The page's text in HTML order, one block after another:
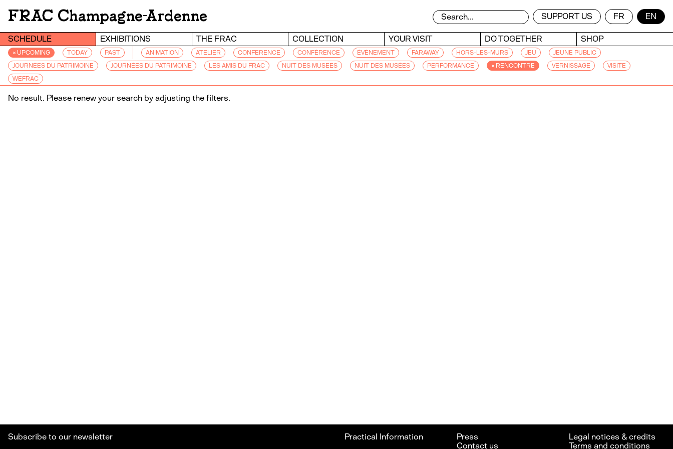
FRAC Champagne-Ardenne SUPPORT US FR EN
SCHEDULE EXHIBITIONS THE FRAC COLLECTION YOUR VISIT DO TOGETHER SHOP
× UPCOMING TODAY PAST ANIMATION ATELIER CONFERENCE CONFÉRENCE ÉVÉNEMENT FARAWAY HORS-LES-MURS JEU
JEUNE PUBLIC
JOURNEES DU PATRIMOINE
JOURNÉES DU PATRIMOINE LES AMIS DU FRAC NUIT DES MUSEES NUIT DES MUSÉES PERFORMANCE × RENCONTRE VERNISSAGE
VISITE
WEFRAC
No result. Please renew your search by adjusting the filters.
Subscribe to our newsletter Practical Information
Press
Contact us
Legal notices & credits
Terms and conditions